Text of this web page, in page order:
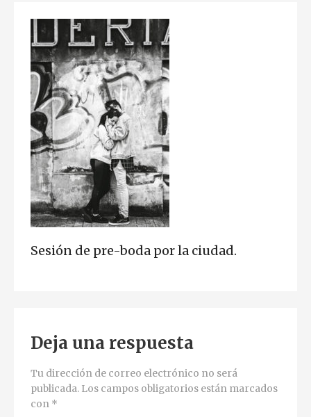
Sesión de pre-boda por la ciudad.
Deja una respuesta
Tu dirección de correo electrónico no será
publicada. Los campos obligatorios están marcados
con *